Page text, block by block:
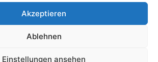
Akzeptieren
Ablehnen
Einstellungen ansehen
Pfungstadt